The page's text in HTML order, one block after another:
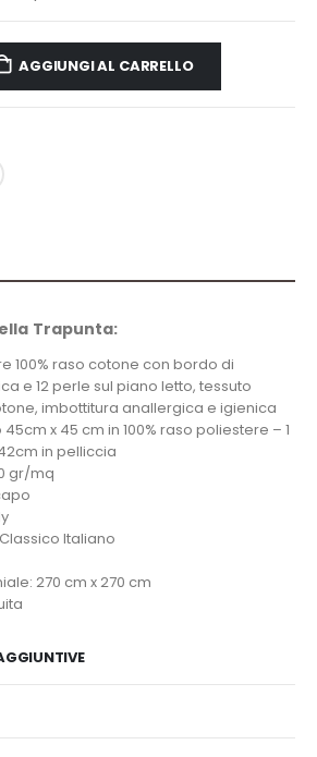
€.649,90 €.
AGGIUNGI AL CARRELLO
Trapunta:
100% raso cotone con bordo di
e 12 perle sul piano letto, tessuto
imbottitura anallergica e igienica
x 45 cm in 100% raso poliestere – 1
in pelliccia
gr/mq
Italiano
270 cm x 270 cm